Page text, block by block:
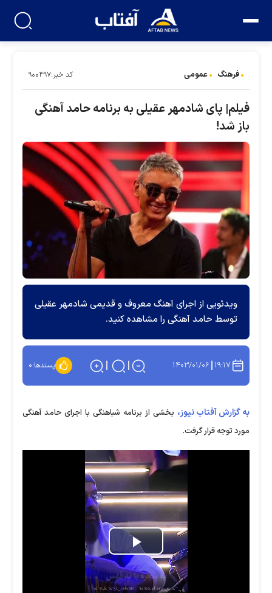
فرهنگ عمومی کد خبر:۹۰۰۴۹۷
فیلم| پای شادمهر عقیلی به برنامه حامد آهنگی
باز شد!
ویدئویی از اجرای آهنگ معروف و قدیمی شادمهر عقیلی
توسط حامد آهنگی را مشاهده کنید.
۱۹:۱۷ ۱۴۰۳/۰۱/۰۶ پسندها:۰
به گزارش آفتاب نیوز، بخشی از برنامه شباهنگی با اجرای حامد آهنگی
مورد توجه قرار گرفت.
Play
Video